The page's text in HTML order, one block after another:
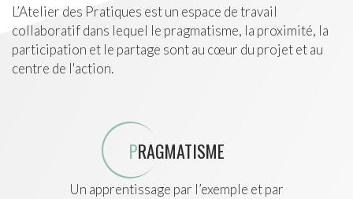
L’Atelier des Pratiques est un espace de travail
collaboratif dans lequel le pragmatisme, la proximité, la
participation et le partage sont au cœur du projet et au
centre de l'action.
PRAGMATISME
Un apprentissage par l’exemple et par